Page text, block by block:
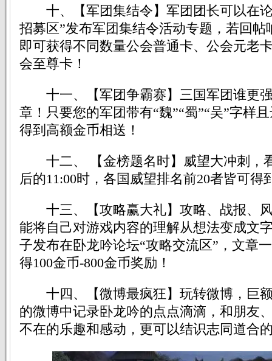
十、【军团集结令】军团团长可以在论
招募区”发布军团集结令活动专题，若回帖
即可获得不同数量公会普通卡、公会元老
会至尊卡！
十一、【军团争霸赛】三国军团谁更
章！只要您的军团带有“魏”“蜀”“吴”字样
得到高额金币相送！
十二、 【金榜题名时】威望大冲刺，
后的11:00时，各国威望排名前20者皆可得
十三、【攻略赢大礼】攻略、战报、
能将自己对游戏内容的理解从想法变成文
子发布在卧龙吟论坛“攻略交流区”，文章
得100金币-800金币奖励！
十四、【微博最疯狂】玩转微博，巨
的微博中记录卧龙吟的点点滴滴，和朋友
不在的乐趣和感动，更可以结识志同道合